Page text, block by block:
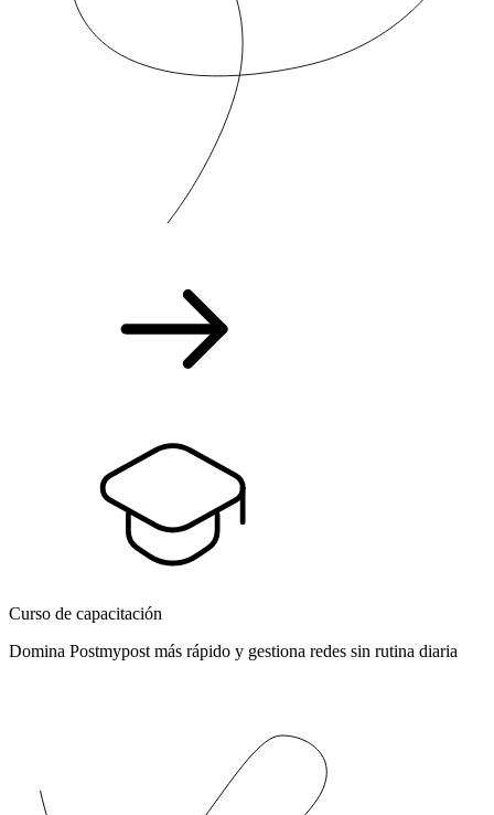
Curso de capacitación
Domina Postmypost más rápido y gestiona redes sin rutina diaria